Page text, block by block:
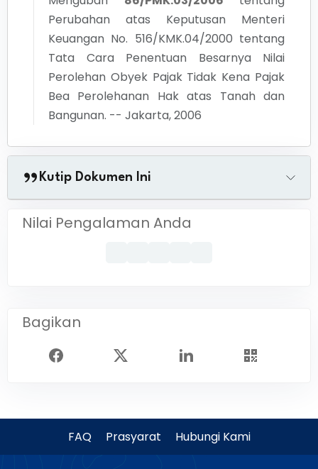
Perubahan atas Keputusan Menteri
Keuangan No. 516/KMK.04/2000 tentang
Tata Cara Penentuan Besarnya Nilai
Perolehan Obyek Pajak Tidak Kena Pajak
Bea Perolehanan Hak atas Tanah dan
Bangunan. -- Jakarta, 2006
Kutip Dokumen Ini
Nilai Pengalaman Anda
Bagikan
FAQ Prasyarat Hubungi Kami